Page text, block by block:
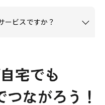
ービスですか？